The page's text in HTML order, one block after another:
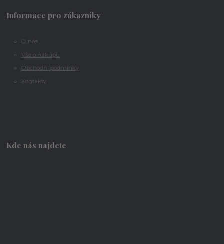
Informace pro zákazníky
O nás
Vše o nákupu
Obchodní podmínky
Kontakty
Kde nás najdete